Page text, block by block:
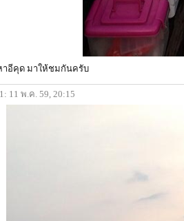
าอีคุด มาให้ชมกันครับ
11 พ.ค. 59, 20:15